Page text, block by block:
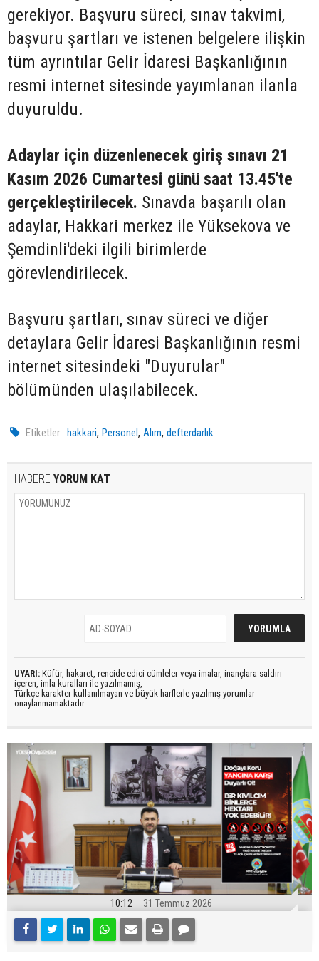
gerekiyor. Başvuru süreci, sınav takvimi,
başvuru şartları ve istenen belgelere ilişkin
tüm ayrıntılar Gelir İdaresi Başkanlığının
resmi internet sitesinde yayımlanan ilanla
duyuruldu.
Adaylar için düzenlenecek giriş sınavı 21
Kasım 2026 Cumartesi günü saat 13.45'te
gerçekleştirilecek. Sınavda başarılı olan
adaylar, Hakkari merkez ile Yüksekova ve
Şemdinli'deki ilgili birimlerde
görevlendirilecek.
Başvuru şartları, sınav süreci ve diğer
detaylara Gelir İdaresi Başkanlığının resmi
internet sitesindeki "Duyurular"
bölümünden ulaşılabilecek.
Etiketler : hakkari,Personel,Alım,defterdarlık
HABERE YORUM KAT
UYARI: Küfür, hakaret, rencide edici cümleler veya imalar, inançlara saldırı
içeren, imla kuralları ile yazılmamış,
Türkçe karakter kullanılmayan ve büyük harflerle yazılmış yorumlar
onaylanmamaktadır.
10:12 31 Temmuz 2026